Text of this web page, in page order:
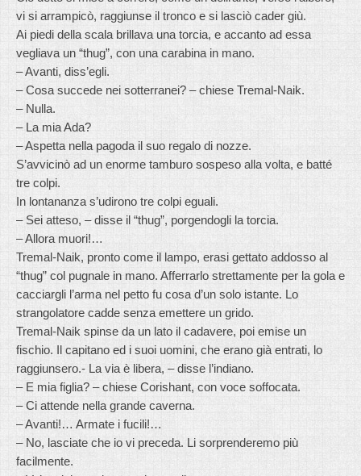
vi si arrampicò, raggiunse il tronco e si lasciò cader giù.
Ai piedi della scala brillava una torcia, e accanto ad essa
vegliava un “thug”, con una carabina in mano.
– Avanti, diss’egli.
– Cosa succede nei sotterranei? – chiese Tremal-Naik.
– Nulla.
– La mia Ada?
– Aspetta nella pagoda il suo regalo di nozze.
S’avvicinò ad un enorme tamburo sospeso alla volta, e batté
tre colpi.
In lontananza s’udirono tre colpi eguali.
– Sei atteso, – disse il “thug”, porgendogli la torcia.
– Allora muori!…
Tremal-Naik, pronto come il lampo, erasi gettato addosso al
“thug” col pugnale in mano. Afferrarlo strettamente per la gola e
cacciargli l’arma nel petto fu cosa d’un solo istante. Lo
strangolatore cadde senza emettere un grido.
Tremal-Naik spinse da un lato il cadavere, poi emise un
fischio. Il capitano ed i suoi uomini, che erano già entrati, lo
raggiunsero.- La via è libera, – disse l’indiano.
– E mia figlia? – chiese Corishant, con voce soffocata.
– Ci attende nella grande caverna.
– Avanti!… Armate i fucili!…
– No, lasciate che io vi preceda. Li sorprenderemo più
facilmente.